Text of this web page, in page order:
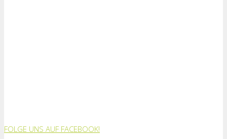
FOLGE UNS AUF FACEBOOK!